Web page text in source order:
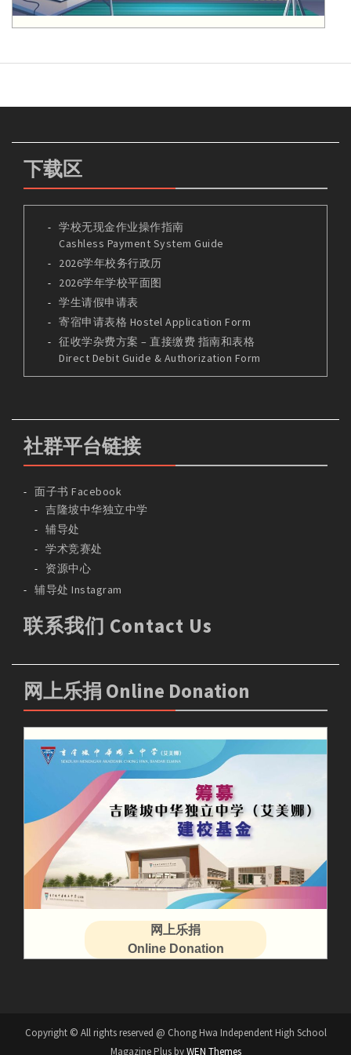
下载区
学校无现金作业操作指南
Cashless Payment System Guide
2026学年校务行政历
2026学年学校平面图
学生请假申请表
寄宿申请表格 Hostel Application Form
征收学杂费方案 – 直接缴费 指南和表格
Direct Debit Guide & Authorization Form
社群平台链接
面子书 Facebook
吉隆坡中华独立中学
辅导处
学术竞赛处
资源中心
辅导处 Instagram
联系我们 Contact Us
网上乐捐 Online Donation
网上乐捐
Online Donation
Copyright © All rights reserved @ Chong Hwa Independent High School
Magazine Plus byWEN Themes